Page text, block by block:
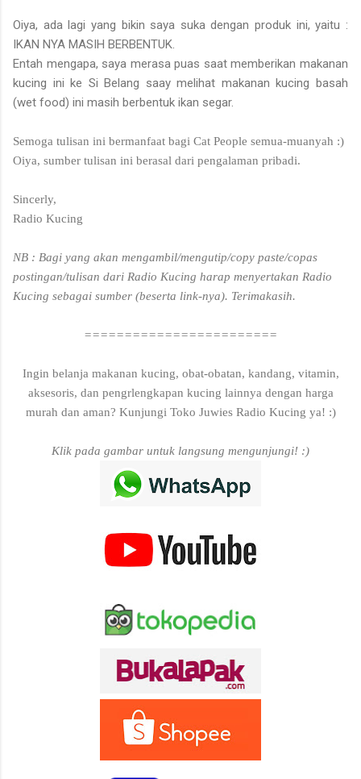
Oiya, ada lagi yang bikin saya suka dengan produk ini, yaitu :
IKAN NYA MASIH BERBENTUK.
Entah mengapa, saya merasa puas saat memberikan makanan
kucing ini ke Si Belang saay melihat makanan kucing basah
(wet food) ini masih berbentuk ikan segar.
Semoga tulisan ini bermanfaat bagi Cat People semua-muanyah :)
Oiya, sumber tulisan ini berasal dari pengalaman pribadi.
Sincerly,
Radio Kucing
NB : Bagi yang akan mengambil/mengutip/copy paste/copas
postingan/tulisan dari Radio Kucing harap menyertakan Radio
Kucing sebagai sumber (beserta link-nya). Terimakasih.
========================
Ingin belanja makanan kucing, obat-obatan, kandang, vitamin,
aksesoris, dan pengrlengkapan kucing lainnya dengan harga
murah dan aman? Kunjungi Toko Juwies Radio Kucing ya! :)
Klik pada gambar untuk langsung mengunjungi! :)